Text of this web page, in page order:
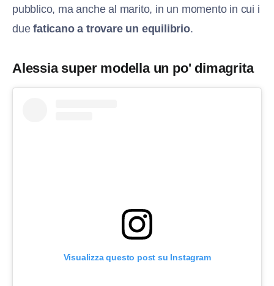
pubblico, ma anche al marito, in un momento in cui i
duefaticano a trovare un equilibrio.
Alessia super modella un po' dimagrita
Visualizza questo post su Instagram